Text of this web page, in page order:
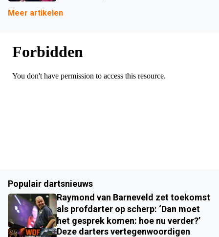
Meer artikelen
Populair dartsnieuws
Raymond van Barneveld zet toekomst
als profdarter op scherp: ‘Dan moet
het gesprek komen: hoe nu verder?’
Deze darters vertegenwoordigen